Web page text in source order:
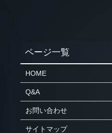
HOME
Q&A
お問い合わせ
サイトマップ